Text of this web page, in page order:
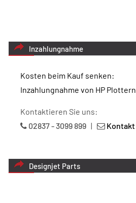
Inzahlungnahme
Kosten beim Kauf senken:
Inzahlungnahme von HP Plottern
Kontaktieren Sie uns:
02837 - 3099 899 | Kontakt
Designjet Parts